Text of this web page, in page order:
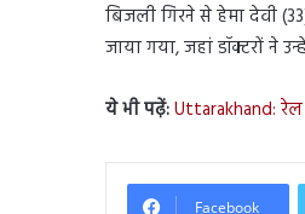
बिजली गिरने से हेमा देवी
जाया गया, जहां डॉक्टरों ने
ये भी पढ़ें:Uttarakhand: रेल
Facebook